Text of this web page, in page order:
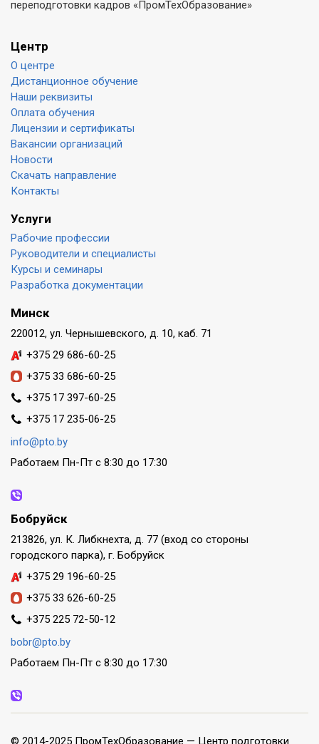
Центр
О центре
Дистанционное обучение
Наши реквизиты
Оплата обучения
Лицензии и сертификаты
Вакансии организаций
Новости
Скачать направление
Контакты
Услуги
Рабочие профессии
Руководители и специалисты
Курсы и семинары
Разработка документации
Минск
220012, ул. Чернышевского, д. 10, каб. 71
+375 29 686-60-25
+375 33 686-60-25
+375 17 397-60-25
+375 17 235-06-25
info@pto.by
Работаем Пн-Пт с 8:30 до 17:30
Бобруйск
213826, ул. К. Либкнехта, д. 77 (вход со стороны
городского парка), г. Бобруйск
+375 29 196-60-25
+375 33 626-60-25
+375 225 72-50-12
bobr@pto.by
Работаем Пн-Пт с 8:30 до 17:30
© 2014-2025 ПромТехОбразование — Центр подготовки